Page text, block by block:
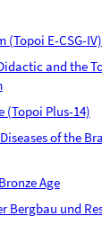
(Topoi E-CSG-IV)
and the
(Topoi Plus-14)
of the
Age
Bergbau und